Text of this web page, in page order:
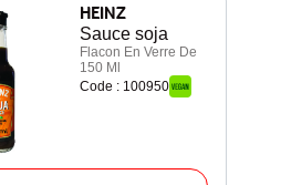
HEINZ
Sauce soja
Flacon En Verre De
150 Ml
Code : 100950